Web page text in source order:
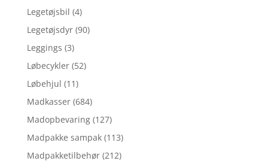
Legetøjsbil (4)
Legetøjsdyr (90)
Leggings (3)
Løbecykler (52)
Løbehjul (11)
Madkasser (684)
Madopbevaring (127)
Madpakke sampak (113)
Madpakketilbehør (212)